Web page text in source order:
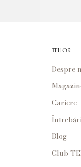
TEILOR
Despre
Cariere
Blog
Club